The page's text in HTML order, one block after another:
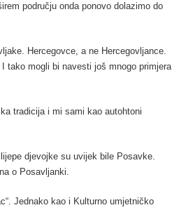
području onda ponovo dolazimo do
Hercegovce, a ne Hercegovljance.
tako mogli bi navesti još mnogo primjera
tradicija i mi sami kao autohtoni
djevojke su uvijek bile Posavke.
o Posavljanki.
Jednako kao i Kulturno umjetničko